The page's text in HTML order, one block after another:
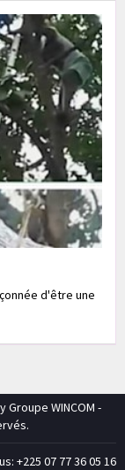
d'être une
WINCOM -
+225 07 77 36 05 16